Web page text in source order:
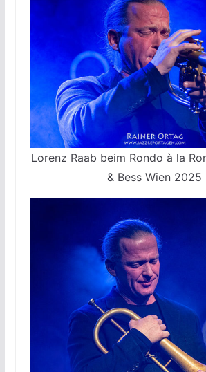
Lorenz Raab beim Rondo à la
& Bess Wien 2025